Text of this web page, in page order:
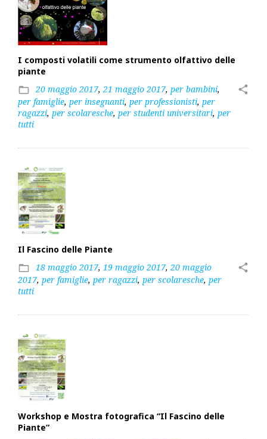
I composti volatili come strumento olfattivo delle
piante
folder_open 20 maggio 2017,21 maggio 2017, per bambini,
per famiglie, per insegnanti, per professionisti, per
ragazzi, per scolaresche, per studenti universitari, per
tutti
share
Il Fascino delle Piante
folder_open 18 maggio 2017, 19 maggio 2017,20 maggio
2017, per famiglie, per ragazzi, per scolaresche, per
tutti
share
Workshop e Mostra fotografica “Il Fascino delle
Piante”